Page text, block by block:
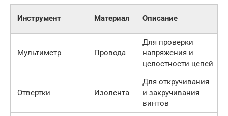
Инструмент Материал Описание
Мультиметр Провода
Для проверки
напряжения и
целостности цепей
Отвертки Изолента
Для откручивания
и закручивания
винтов